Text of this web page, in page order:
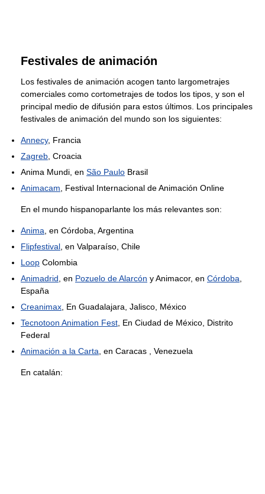
Festivales de animación
Los festivales de animación acogen tanto largometrajes
comerciales como cortometrajes de todos los tipos, y son el
principal medio de difusión para estos últimos. Los principales
festivales de animación del mundo son los siguientes:
Annecy, Francia
Zagreb , Croacia
Anima Mundi, en São Paulo Brasil
Animacam , Festival Internacional de Animación Online
En el mundo hispanoparlante los más relevantes son:
Anima , en Córdoba, Argentina
Flipfestival , en Valparaíso, Chile
Loop Colombia
Animadrid , en Pozuelo de Alarcón y Animacor, en Córdoba
España
Creanimax , En Guadalajara, Jalisco, México
Tecnotoon Animation Fest , En Ciudad de México, Distrito
Federal
Animación a la Carta , en Caracas , Venezuela
En catalán: